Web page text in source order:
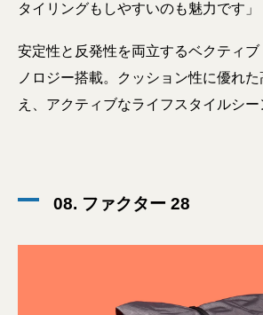
タイリングもしやすいのも魅力です」
安定性と反発性を両立するベクティ
ノロジー搭載。クッション性に優れ
え、アクティブなライフスタイルシー
08. ファクター 28